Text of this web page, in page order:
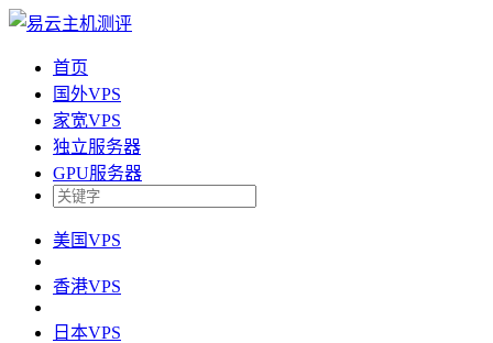
首页
国外VPS
家宽VPS
独立服务器
GPU服务器
美国VPS
香港VPS
日本VPS